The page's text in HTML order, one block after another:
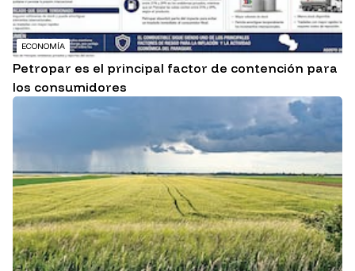
ECONOMÍA
Petropar es el principal factor de contención para
los consumidores